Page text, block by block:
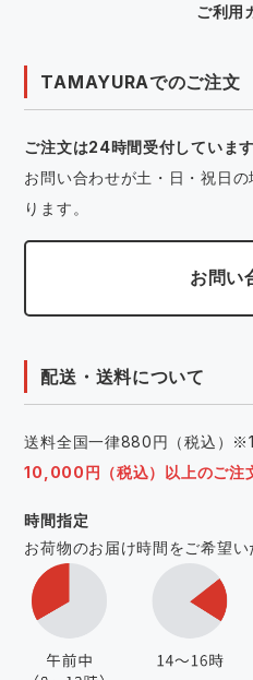
ご利用
TAMAYURAでのご注文
ご注文は24時間受付しています
お問い合わせが土・日・祝日
ります。
お問い
配送・送料について
送料全国一律880円（税込）
10,000円（税込）以上のご注
時間指定
お荷物のお届け時間をご希望い